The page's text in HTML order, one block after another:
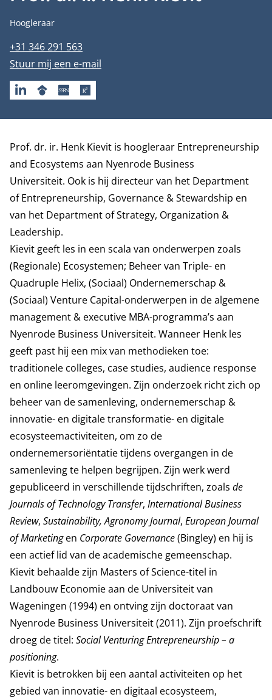
Functietitel
Hoogleraar
Telefoonnummer
+31 346 291 563
E-mailadres
Stuur mij een e-mail
LINKEDINGOOGLESCHOLAR
SSRNRESEARCHGATE
Biografie
Prof. dr. ir. Henk Kievit is hoogleraar Entrepreneurship
and Ecosystems aan Nyenrode Business
Universiteit. Ook is hij directeur van het Department
of Entrepreneurship, Governance & Stewardship en
van het Department of Strategy, Organization &
Leadership.
Kievit geeft les in een scala van onderwerpen zoals
(Regionale) Ecosystemen; Beheer van Triple- en
Quadruple Helix, (Sociaal) Ondernemerschap &
(Sociaal) Venture Capital-onderwerpen in de algemene
management & executive MBA-programma’s aan
Nyenrode Business Universiteit. Wanneer Henk les
geeft past hij een mix van methodieken toe:
traditionele colleges, case studies, audience response
en online leeromgevingen. Zijn onderzoek richt zich op
beheer van de samenleving, ondernemerschap &
innovatie- en digitale transformatie- en digitale
ecosysteemactiviteiten, om zo de
ondernemersoriëntatie tijdens overgangen in de
samenleving te helpen begrijpen. Zijn werk werd
gepubliceerd in verschillende tijdschriften, zoals de
Journals of Technology Transfer, International Business
Review, Sustainability, Agronomy Journal, European Journal
of Marketingen Corporate Governance(Bingley) en hij is
een actief lid van de academische gemeenschap.
Kievit behaalde zijn Masters of Science-titel in
Landbouw Economie aan de Universiteit van
Wageningen (1994) en ontving zijn doctoraat van
Nyenrode Business Universiteit (2011). Zijn proefschrift
droeg de titel: Social Venturing Entrepreneurship – a
positioning.
Kievit is betrokken bij een aantal activiteiten op het
gebied van innovatie- en digitaal ecosysteem,